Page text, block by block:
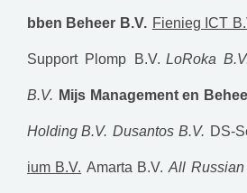
bben Beheer B.V. Fienieg ICT
Support Plomp B.V. LoRoka
B.V. Mijs Management en
Holding B.V. Dusantos B.V. DS-
ium B.V. Amarta B.V. All Russian